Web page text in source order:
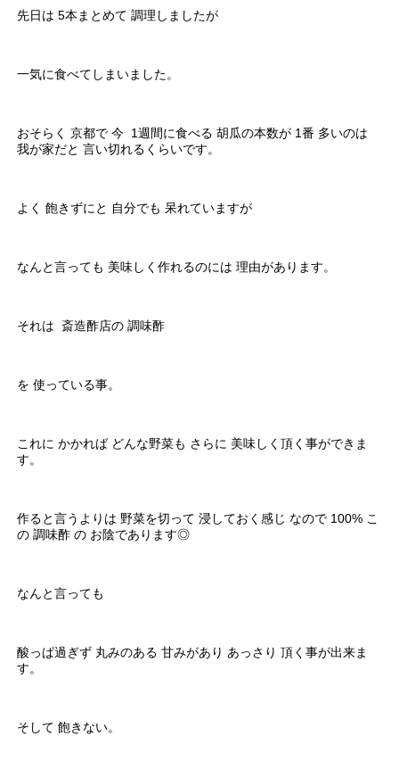
先日は 5本まとめて 調理しましたが
一気に食べてしまいました。
おそらく 京都で 今 1週間に食べる 胡瓜の本数が 1番 多いのは
我が家だと 言い切れるくらいです。
よく 飽きずにと 自分でも 呆れていますが
なんと言っても 美味しく作れるのには 理由があります。
それは 斎造酢店の 調味酢
を 使っている事。
これに かかれば どんな野菜も さらに 美味しく頂く事ができま
す。
作ると言うよりは 野菜を切って 浸しておく感じ なので 100% こ
の 調味酢 の お陰であります◎
なんと言っても
酸っぱ過ぎず 丸みのある 甘みがあり あっさり 頂く事が出来ま
す。
そして 飽きない。